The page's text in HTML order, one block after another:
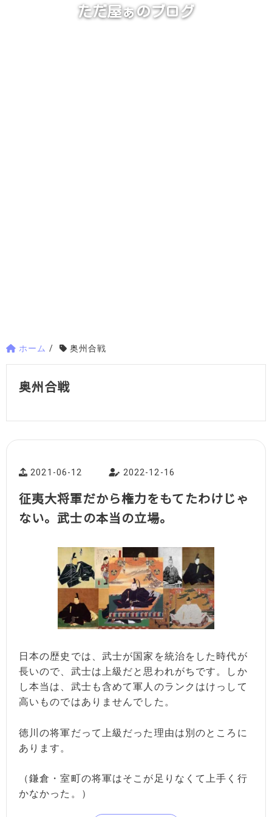
ただ屋ぁのブログ
ホーム / 奥州合戦
奥州合戦
2021-06-12 2022-12-16
征夷大将軍だから権力をもてたわけじゃ
ない。武士の本当の立場。
日本の歴史では、武士が国家を統治をした時代が
長いので、武士は上級だと思われがちです。しか
し本当は、武士も含めて軍人のランクはけっして
高いものではありませんでした。
徳川の将軍だって上級だった理由は別のところに
あります。
（鎌倉・室町の将軍はそこが足りなくて上手く行
かなかった。）